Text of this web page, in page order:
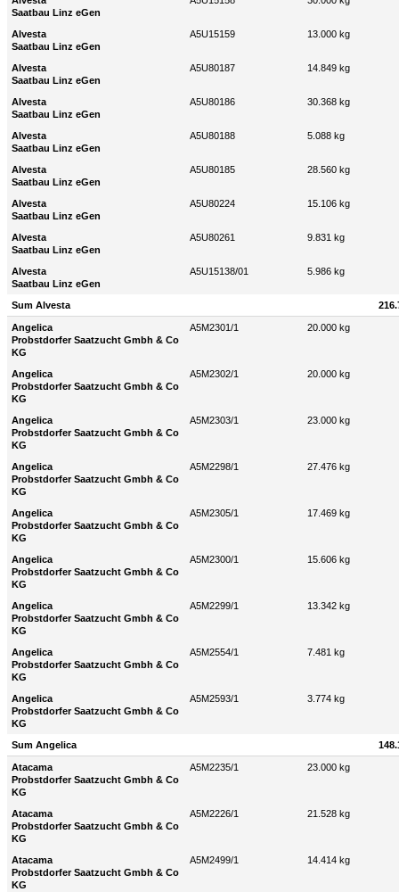
Saatbau Linz eGen
Alvesta
Saatbau Linz eGen
A5U15159 13.000 kg
Alvesta
Saatbau Linz eGen
A5U80187 14.849 kg
Alvesta
Saatbau Linz eGen
A5U80186 30.368 kg
Alvesta
Saatbau Linz eGen
A5U80188 5.088 kg
Alvesta
Saatbau Linz eGen
A5U80185 28.560 kg
Alvesta
Saatbau Linz eGen
A5U80224 15.106 kg
Alvesta
Saatbau Linz eGen
A5U80261 9.831 kg
Alvesta
Saatbau Linz eGen
A5U15138/01 5.986 kg
Sum Alvesta
Angelica
Probstdorfer Saatzucht Gmbh & Co
KG
A5M2301/1 20.000 kg
Angelica
Probstdorfer Saatzucht Gmbh & Co
KG
A5M2302/1 20.000 kg
Angelica
Probstdorfer Saatzucht Gmbh & Co
KG
A5M2303/1 23.000 kg
Angelica
Probstdorfer Saatzucht Gmbh & Co
KG
A5M2298/1 27.476 kg
Angelica
Probstdorfer Saatzucht Gmbh & Co
KG
A5M2305/1 17.469 kg
Angelica
Probstdorfer Saatzucht Gmbh & Co
KG
A5M2300/1 15.606 kg
Angelica
Probstdorfer Saatzucht Gmbh & Co
KG
A5M2299/1 13.342 kg
Angelica
Probstdorfer Saatzucht Gmbh & Co
KG
A5M2554/1 7.481 kg
Angelica
Probstdorfer Saatzucht Gmbh & Co
KG
A5M2593/1 3.774 kg
Sum Angelica
Atacama
Probstdorfer Saatzucht Gmbh & Co
KG
A5M2235/1 23.000 kg
Atacama
Probstdorfer Saatzucht Gmbh & Co
KG
A5M2226/1 21.528 kg
Atacama
Probstdorfer Saatzucht Gmbh & Co
KG
A5M2499/1 14.414 kg